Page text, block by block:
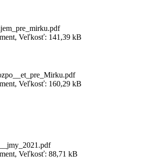
Veľkosť: 141,39 kB
Veľkosť: 160,29 kB
Veľkosť: 88,71 kB